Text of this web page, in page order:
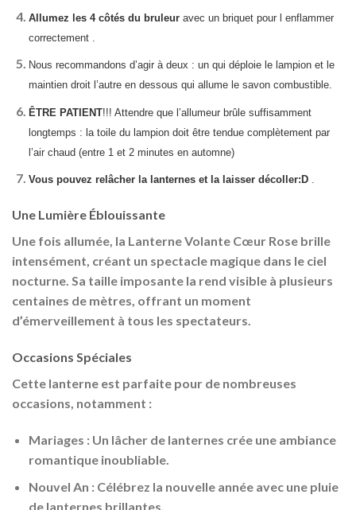
Allumez les 4 côtés du bruleuravec un briquet pour l enflammer
correctement .
Nous recommandons d’agir à deux : un qui déploie le lampion et le
maintien droit l’autre en dessous qui allume le savon combustible.
ÊTRE PATIENT!!! Attendre que l’allumeur brûle suffisamment
longtemps : la toile du lampion doit être tendue complètement par
l’air chaud (entre 1 et 2 minutes en automne)
Vous pouvez relâcher la lanternes et la laisser décoller:D .
Une Lumière Éblouissante
Une fois allumée, la Lanterne Volante Cœur Rose brille
intensément, créant un spectacle magique dans le ciel
nocturne. Sa taille imposante la rend visible à plusieurs
centaines de mètres, offrant un moment
d’émerveillement à tous les spectateurs.
Occasions Spéciales
Cette lanterne est parfaite pour de nombreuses
occasions, notamment :
Mariages : Un lâcher de lanternes crée une ambiance
romantique inoubliable.
Nouvel An : Célébrez la nouvelle année avec une pluie
de lanternes brillantes.